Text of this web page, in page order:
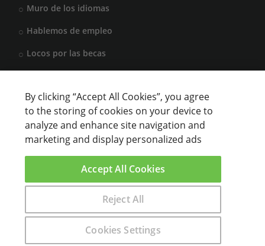
Encuentra aquí el curso que buscas
Muro de los idiomas
Hablemos de empleo
Locos por las becas
CENTROS DE FORMACIÓN
Anunciar cursos
USUARIOS
Aviso legal
By clicking “Accept All Cookies”, you agree
to the storing of cookies on your device to
analyze and enhance site navigation and
marketing and display personalized ads
Cookies Settings
Reject All
Accept All Cookies